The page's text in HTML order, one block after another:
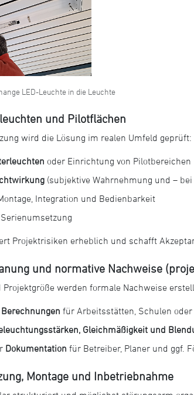
LED-Leuchte in die Leuchte
und Pilotflächen
wird die Lösung im realen Umfeld geprüft:
oder Einrichtung von Pilotbereichen
(subjektive Wahrnehmung und –
Integration und Bedienbarkeit
Projektrisiken erheblich und schafft
und normative Nachweise
Projektgröße werden formale Nachweise
für Arbeitsstätten, Schulen
Gleichmäßigkeit und
Dokumentation für Betreiber, Planer und ggf.
Montage und Inbetriebnahme